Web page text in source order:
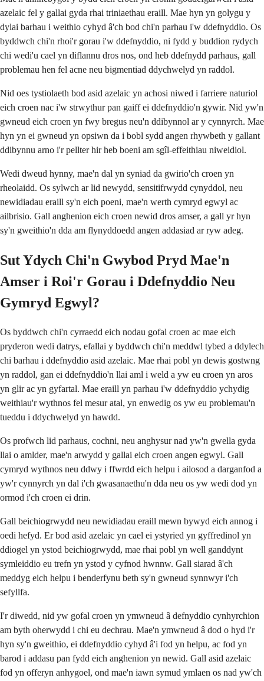
azelaic fel y gallai gyda rhai triniaethau eraill. Mae hyn yn golygu y
dylai barhau i weithio cyhyd â'ch bod chi'n parhau i'w ddefnyddio. Os
byddwch chi'n rhoi'r gorau i'w ddefnyddio, ni fydd y buddion rydych
chi wedi'u cael yn diflannu dros nos, ond heb ddefnydd parhaus, gall
problemau hen fel acne neu bigmentiad ddychwelyd yn raddol.
Nid oes tystiolaeth bod asid azelaic yn achosi niwed i farriere naturiol
eich croen nac i'w strwythur pan gaiff ei ddefnyddio'n gywir. Nid yw'n
gwneud eich croen yn fwy bregus neu'n ddibynnol ar y cynnyrch. Mae
hyn yn ei gwneud yn opsiwn da i bobl sydd angen rhywbeth y gallant
ddibynnu arno i'r pellter hir heb boeni am sgîl-effeithiau niweidiol.
Wedi dweud hynny, mae'n dal yn syniad da gwirio'ch croen yn
rheolaidd. Os sylwch ar lid newydd, sensitifrwydd cynyddol, neu
newidiadau eraill sy'n eich poeni, mae'n werth cymryd egwyl ac
ailbrisio. Gall anghenion eich croen newid dros amser, a gall yr hyn
sy'n gweithio'n dda am flynyddoedd angen addasiad ar ryw adeg.
Sut Ydych Chi'n Gwybod Pryd Mae'n
Amser i Roi'r Gorau i Ddefnyddio Neu
Gymryd Egwyl?
Os byddwch chi'n cyrraedd eich nodau gofal croen ac mae eich
pryderon wedi datrys, efallai y byddwch chi'n meddwl tybed a ddylech
chi barhau i ddefnyddio asid azelaic. Mae rhai pobl yn dewis gostwng
yn raddol, gan ei ddefnyddio'n llai aml i weld a yw eu croen yn aros
yn glir ac yn gyfartal. Mae eraill yn parhau i'w ddefnyddio ychydig
weithiau'r wythnos fel mesur atal, yn enwedig os yw eu problemau'n
tueddu i ddychwelyd yn hawdd.
Os profwch lid parhaus, cochni, neu anghysur nad yw'n gwella gyda
llai o amlder, mae'n arwydd y gallai eich croen angen egwyl. Gall
cymryd wythnos neu ddwy i ffwrdd eich helpu i ailosod a darganfod a
yw'r cynnyrch yn dal i'ch gwasanaethu'n dda neu os yw wedi dod yn
ormod i'ch croen ei drin.
Gall beichiogrwydd neu newidiadau eraill mewn bywyd eich annog i
oedi hefyd. Er bod asid azelaic yn cael ei ystyried yn gyffredinol yn
ddiogel yn ystod beichiogrwydd, mae rhai pobl yn well ganddynt
symleiddio eu trefn yn ystod y cyfnod hwnnw. Gall siarad â'ch
meddyg eich helpu i benderfynu beth sy'n gwneud synnwyr i'ch
sefyllfa.
I'r diwedd, nid yw gofal croen yn ymwneud â defnyddio cynhyrchion
am byth oherwydd i chi eu dechrau. Mae'n ymwneud â dod o hyd i'r
hyn sy'n gweithio, ei ddefnyddio cyhyd â'i fod yn helpu, ac fod yn
barod i addasu pan fydd eich anghenion yn newid. Gall asid azelaic
fod yn offeryn anhygoel, ond mae'n iawn symud ymlaen os nad yw'ch